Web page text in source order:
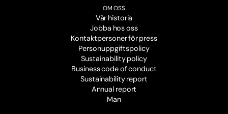
OM OSS
Vår historia
Jobba hos oss
Kontaktpersoner för press
Personuppgiftspolicy
Sustainability policy
Business code of conduct
Sustainability report
Annual report
Man